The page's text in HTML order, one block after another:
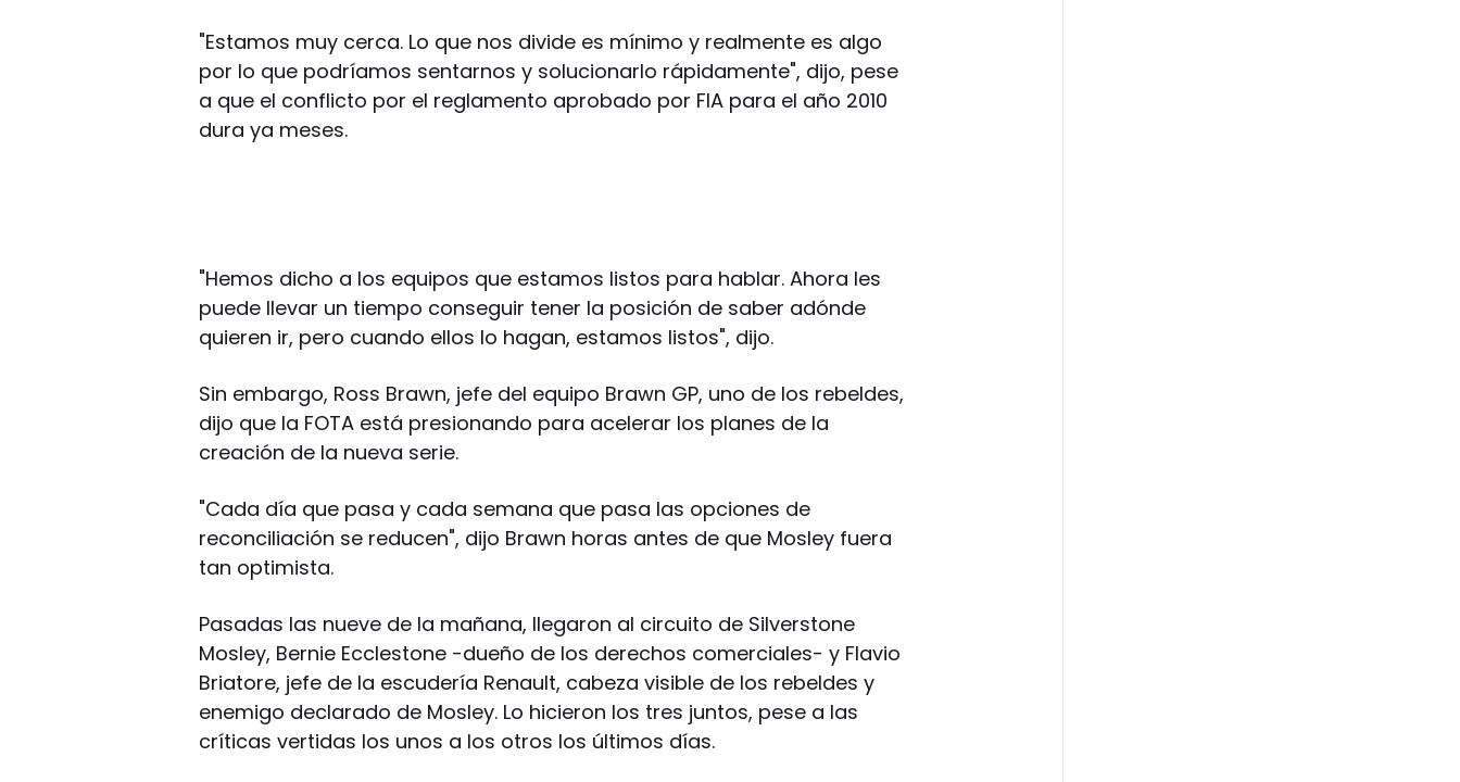
"Estamos muy cerca. Lo que nos divide es mínimo y realmente es algo
por lo que podríamos sentarnos y solucionarlo rápidamente", dijo, pese
a que el conflicto por el reglamento aprobado por FIA para el año 2010
dura ya meses.
"Hemos dicho a los equipos que estamos listos para hablar. Ahora les
puede llevar un tiempo conseguir tener la posición de saber adónde
quieren ir, pero cuando ellos lo hagan, estamos listos", dijo.
Sin embargo, Ross Brawn, jefe del equipo Brawn GP, uno de los rebeldes,
dijo que la FOTA está presionando para acelerar los planes de la
creación de la nueva serie.
"Cada día que pasa y cada semana que pasa las opciones de
reconciliación se reducen", dijo Brawn horas antes de que Mosley fuera
tan optimista.
Pasadas las nueve de la mañana, llegaron al circuito de Silverstone
Mosley, Bernie Ecclestone -dueño de los derechos comerciales- y Flavio
Briatore, jefe de la escudería Renault, cabeza visible de los rebeldes y
enemigo declarado de Mosley. Lo hicieron los tres juntos, pese a las
críticas vertidas los unos a los otros los últimos días.